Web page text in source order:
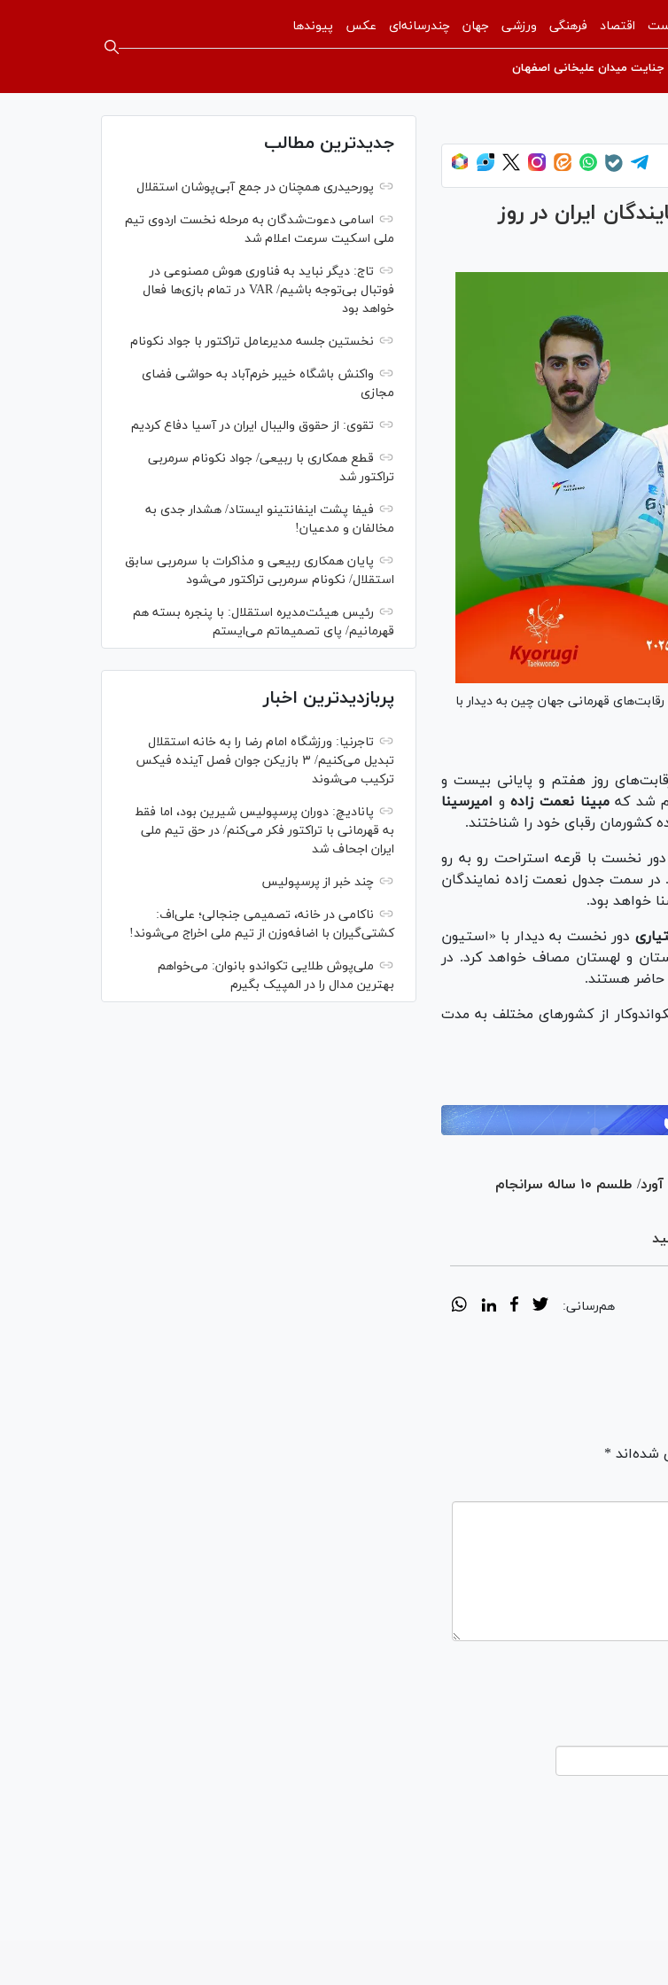
اقتصاد فرهنگی ورزشی جهان چندرسانه‌ای عکس پیوندها
جنایت میدان علیخانی اصفهان
ایران در روز
کیلوگرم آقایان در روز هفتم رقابت‌های قهرمانی جهان چین به دیدار با
روز هفتم و پایانی بیست و
شد کهمبینا نعمت زاده و امیرسینا
دور نخست با قرعه استراحت رو به رو
سمت جدول نعمت زاده نمایندگان
خواهد بود.
دور نخست به دیدار با «استیون
و لهستان مصاف خواهد کرد. در
حاضر هستند.
دوره رقابت‌های تکواندو قهرمانی جهان با حضور ۹۸۹ تکواندوکار از کشور‌های مختلف به مدت
تکواندو قهرمانی جهان| زندی نخستین طلا را بری ایران به ارمغان آورد/ طلسم ۱۰ ساله سرانجام
هم‌رسانی:
شده‌اند *
جدیدترین مطالب
پورحیدری همچنان در جمع آبی‌پوشان استقلال
اسامی دعوت‌شدگان به مرحله نخست اردوی تیم
ملی اسکیت سرعت اعلام شد
تاج: دیگر نباید به فناوری هوش مصنوعی در
فوتبال بی‌توجه باشیم/ VAR در تمام بازی‌ها فعال
خواهد بود
نخستین جلسه مدیرعامل تراکتور با جواد نکونام
واکنش باشگاه خیبر خرم‌آباد به حواشی فضای
مجازی
تقوی: از حقوق والیبال ایران در آسیا دفاع کردیم
قطع همکاری با ربیعی/ جواد نکونام سرمربی
تراکتور شد
فیفا پشت اینفانتینو ایستاد/ هشدار جدی به
مخالفان و مدعیان!
پایان همکاری ربیعی و مذاکرات با سرمربی سابق
استقلال/ نکونام سرمربی تراکتور می‌شود
رئیس هیئت‌مدیره استقلال: با پنجره بسته هم
قهرمانیم/ پای تصمیماتم می‌ایستم
پربازدیدترین اخبار
تاجرنیا: ورزشگاه امام رضا را به خانه استقلال
تبدیل می‌کنیم/ ۳ بازیکن جوان فصل آینده فیکس
ترکیب می‌شوند
پانادیچ: دوران پرسپولیس شیرین بود، اما فقط
به قهرمانی با تراکتور فکر می‌کنم/ در حق تیم ملی
ایران اجحاف شد
چند خبر از پرسپولیس
ناکامی در خانه، تصمیمی جنجالی؛ علی‌اف:
کشتی‌گیران با اضافه‌وزن از تیم ملی اخراج می‌شوند!
ملی‌پوش‌ طلایی تکواندو بانوان: می‌خواهم
بهترین مدال را در المپیک بگیرم